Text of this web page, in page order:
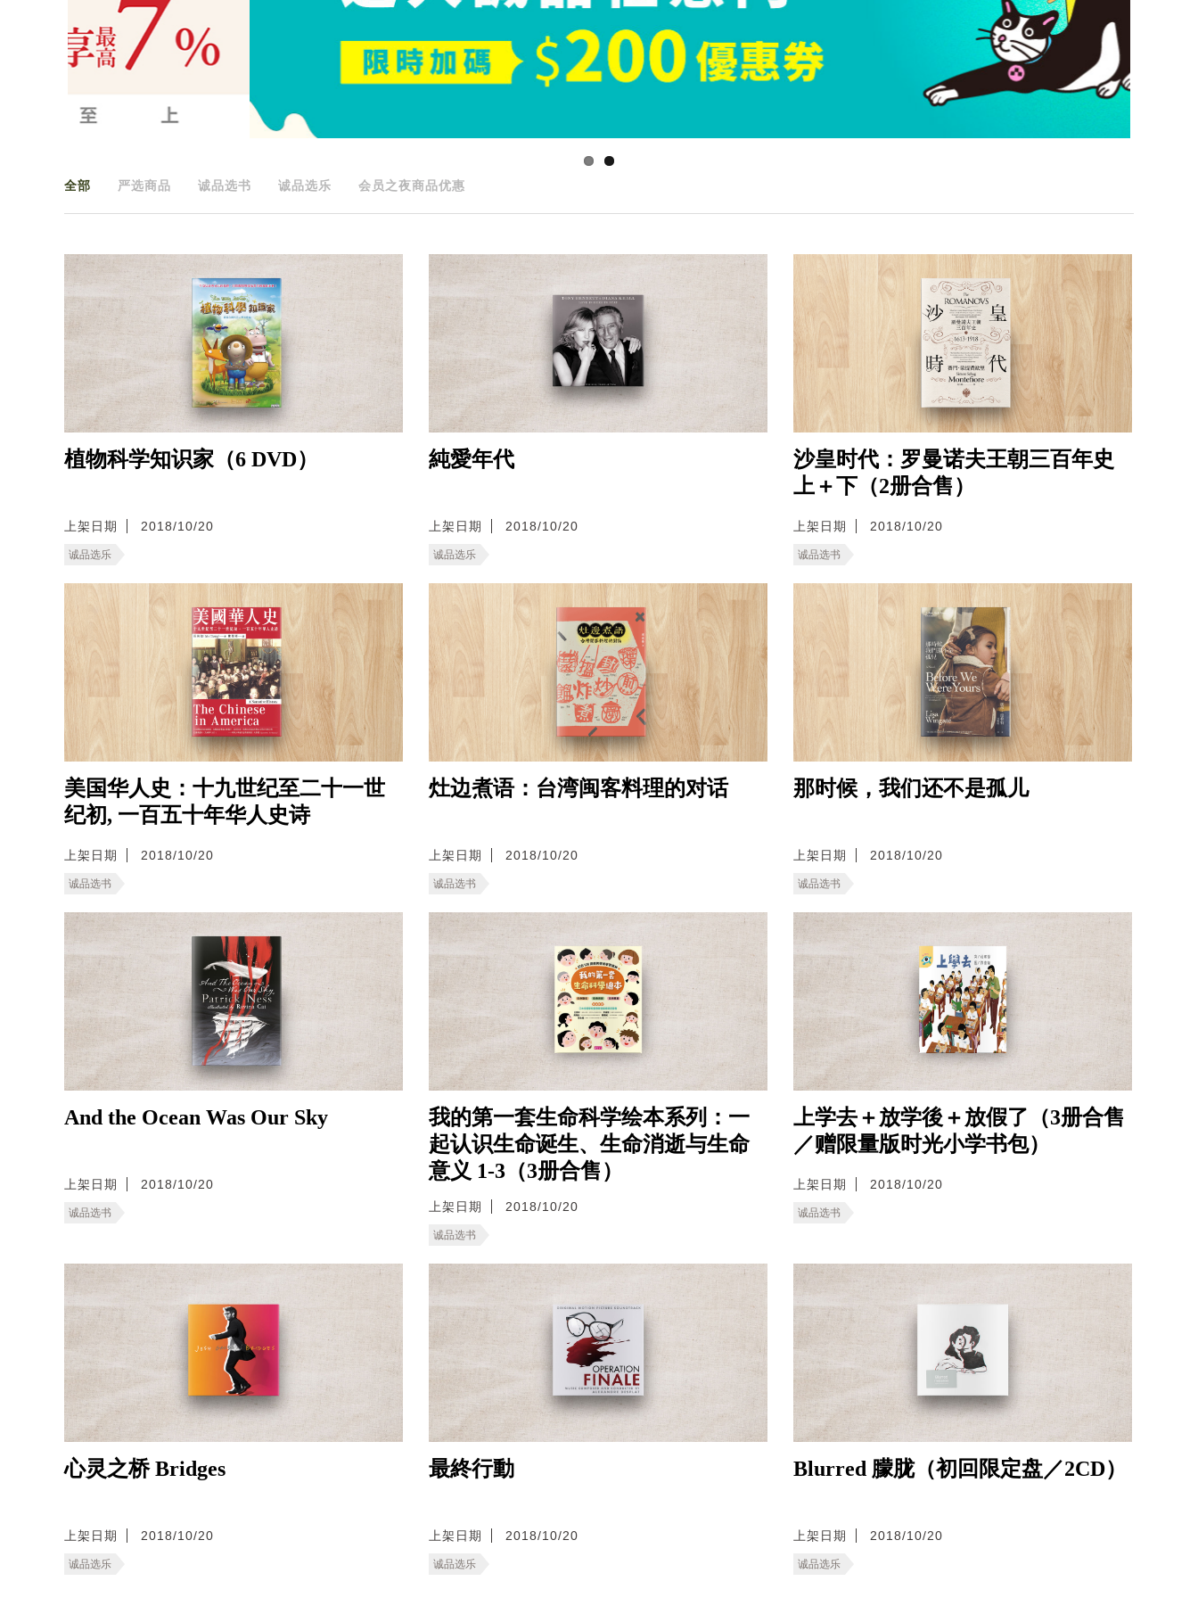
全部 严选商品 诚品选书 诚品选乐 会员之夜商品优惠
植物科学知识家（6 DVD）
上架日期 2018/10/20
诚品选乐
純愛年代
上架日期 2018/10/20
诚品选乐
沙皇时代：罗曼诺夫王朝三百年史
上＋下（2册合售）
上架日期 2018/10/20
诚品选书
美国华人史：十九世纪至二十一世
纪初, 一百五十年华人史诗
上架日期 2018/10/20
诚品选书
灶边煮语：台湾闽客料理的对话
上架日期 2018/10/20
诚品选书
那时候，我们还不是孤儿
上架日期 2018/10/20
诚品选书
And the Ocean Was Our Sky
上架日期 2018/10/20
诚品选书
我的第一套生命科学绘本系列：一
起认识生命诞生、生命消逝与生命
意义 1-3（3册合售）
上架日期 2018/10/20
诚品选书
上学去＋放学後＋放假了（3册合售
／赠限量版时光小学书包）
上架日期 2018/10/20
诚品选书
心灵之桥 Bridges
上架日期 2018/10/20
诚品选乐
最終行動
上架日期 2018/10/20
诚品选乐
Blurred 朦胧（初回限定盘／2CD）
上架日期 2018/10/20
诚品选乐